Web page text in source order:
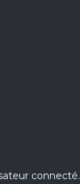
connecté.